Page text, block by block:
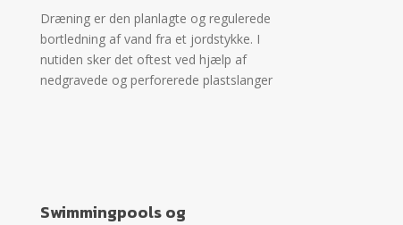
Dræning er den planlagte og regulerede
bortledning af vand fra et jordstykke. I
nutiden sker det oftest ved hjælp af
nedgravede og perforerede plastslanger
Swimmingpools og